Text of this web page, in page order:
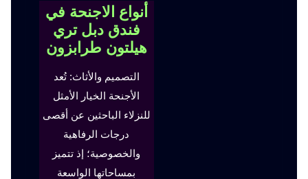
أنواع الاجنحة في
فندق دبل تري
هيلتون طرابزون
التصميم والأثاث: تُعد
الأجنحة الخيار الأمثل
للنزلاء الباحثين عن أقصى
درجات الرفاهية
والخصوصية؛ إذ تتميز
بمساحاتها الواسعة